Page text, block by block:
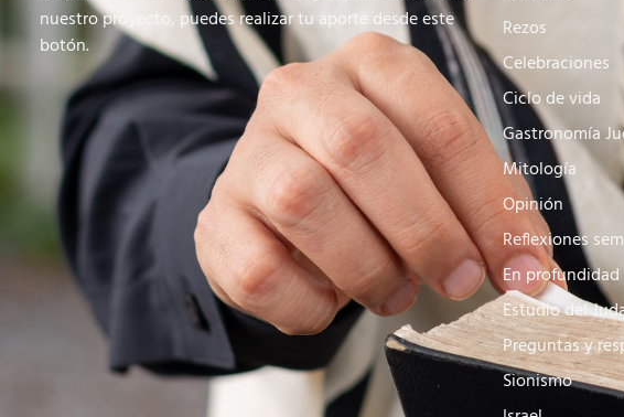
nuestro proyecto, puedes realizar tu aporte desde este
botón.
Rezos
Celebraciones
Ciclo de vida
Gastronomía
Mitología
Opinión
Reflexiones
En profundidad
Estudio del
Preguntas y
Sionismo